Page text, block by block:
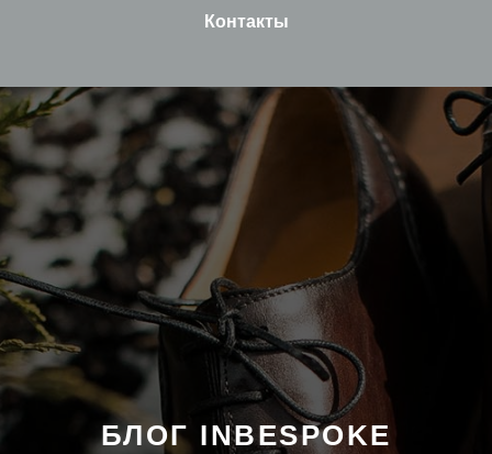
Контакты
БЛОГ INBESPOKE